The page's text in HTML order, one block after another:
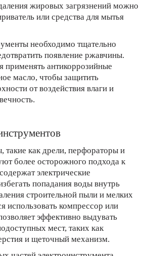
жировых загрязнений можно
или средства для мытья
необходимо тщательно
появление ржавчины.
применять антикоррозийные
масло, чтобы защитить
от воздействия влаги и
такие как дрели, перфораторы и
более осторожного подхода к
электрические
попадания воды внутрь
строительной пыли и мелких
использовать компрессор или
эффективно выдувать
мест, таких как
и щеточный механизм.